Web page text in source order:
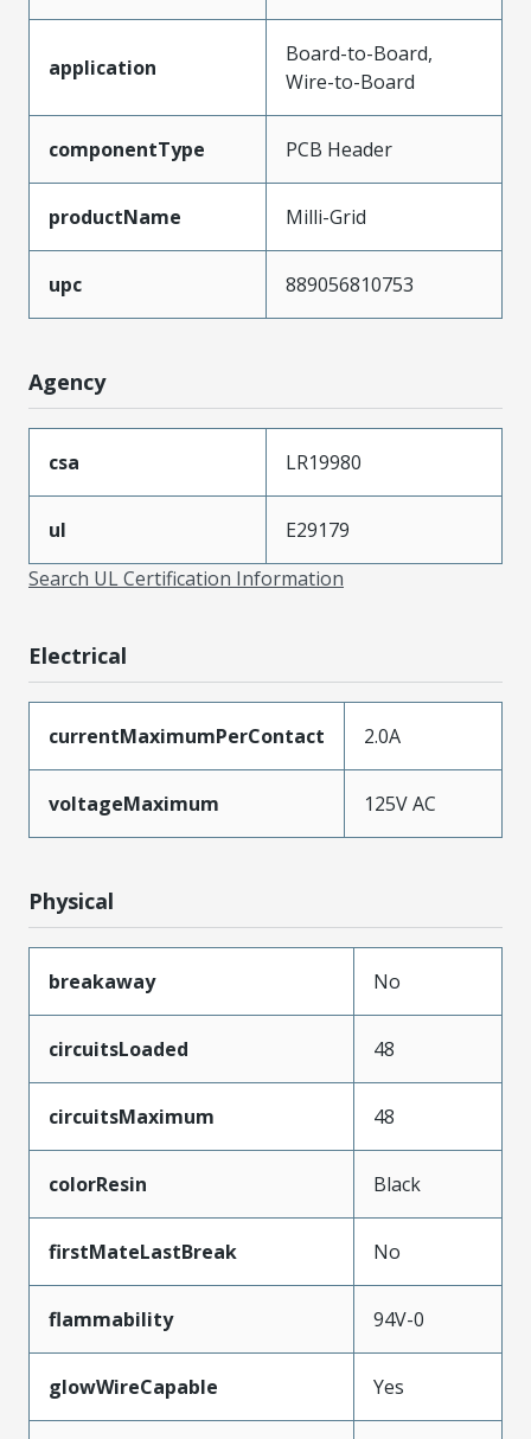
application
Board-to-Board,
Wire-to-Board
componentType PCB Header
productName Milli-Grid
upc 889056810753
Agency
csa LR19980
ul
E29179
Search UL Certification Information
Electrical
currentMaximumPerContact 2.0A
voltageMaximum 125V AC
Physical
breakaway No
circuitsLoaded 48
circuitsMaximum 48
colorResin Black
firstMateLastBreak No
flammability 94V-0
glowWireCapable Yes